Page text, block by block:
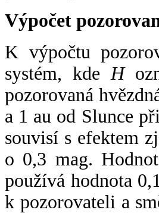
Výpočet
K výpočtu
systém, kde H
pozorovaná
a 1 au od Slunce
souvisí s efektem
o 0,3 mag.
používá hodnota
k pozorovateli a